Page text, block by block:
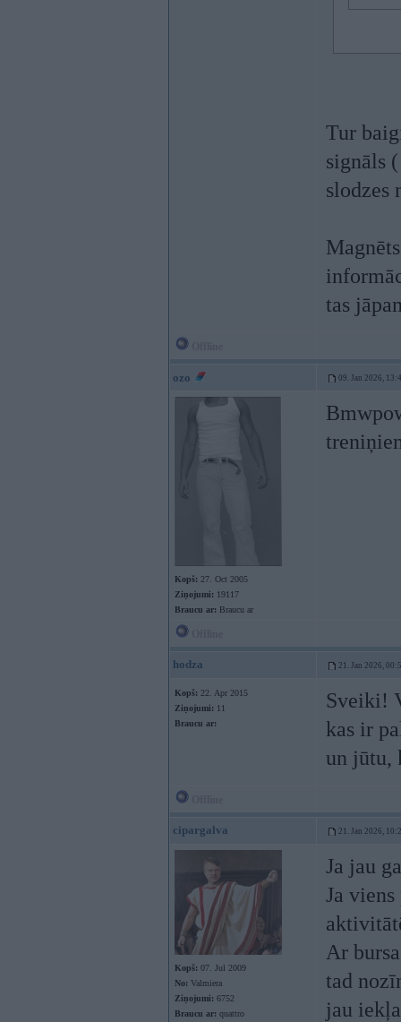
Tur
signāls
slodzes
tas
ozo 09. Jan 2026,
Kopš: 27. Oct 2005
Ziņojumi: 19117
Braucu ar: Braucu ar
hodza 21. Jan 2026,
Kopš: 22. Apr 2015
Ziņojumi: 11
Braucu ar:
Sveiki!
kas ir
un jūtu,
cipargalva 21. Jan 2026,
Kopš: 07. Jul 2009
No: Valmiera
Ziņojumi: 6752
Braucu ar: quattro
Ja jau
Ja
Ar
tad
jau